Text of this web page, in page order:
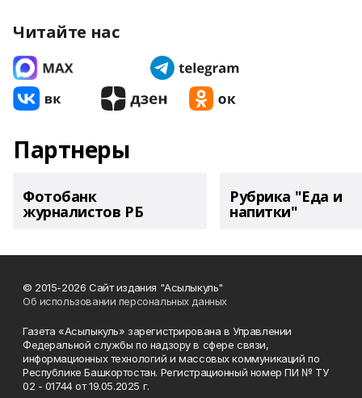
Читайте нас
Партнеры
Фотобанк
журналистов РБ
Рубрика "Еда и
напитки"
© 2015-2026 Сайт издания "Асылыкуль"
Об использовании персональных данных
Газета «Асылыкуль» зарегистрирована в Управлении
Федеральной службы по надзору в сфере связи,
информационных технологий и массовых коммуникаций по
Республике Башкортостан. Регистрационный номер ПИ № ТУ
02 - 01744 от 19.05.2025 г.